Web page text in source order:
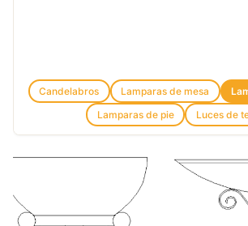
Candelabros Lamparas de mesa
Lamparas de pie
Luces de